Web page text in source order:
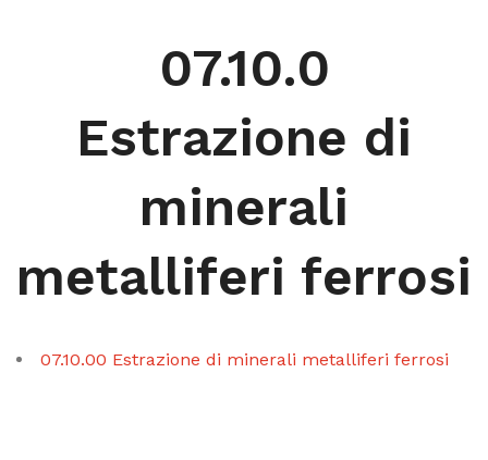
07.10.0
Estrazione di
minerali
metalliferi ferrosi
07.10.00 Estrazione di minerali metalliferi ferrosi